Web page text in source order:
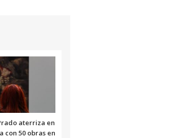
aterriza en
con 50 obras en